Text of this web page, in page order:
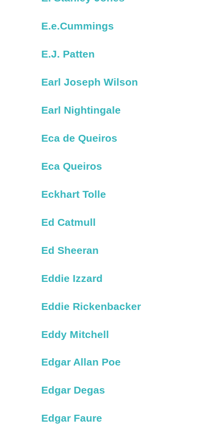
E.e.Cummings
E.J. Patten
Earl Joseph Wilson
Earl Nightingale
Eca de Queiros
Eca Queiros
Eckhart Tolle
Ed Catmull
Ed Sheeran
Eddie Izzard
Eddie Rickenbacker
Eddy Mitchell
Edgar Allan Poe
Edgar Degas
Edgar Faure